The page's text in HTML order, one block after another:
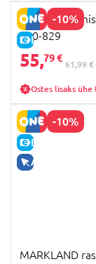
-10%
E-HIND
CEBA
000-829
55,79 €
61,99 €
Ostes lisaks
-10%
E-HIND
AINULT VEEBIS
MARKLAND